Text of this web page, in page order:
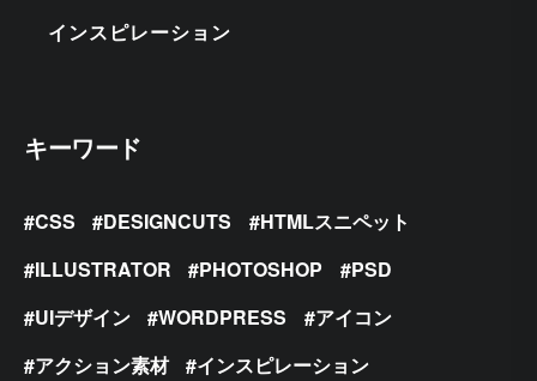
インスピレーション
キーワード
CSS DESIGNCUTS
HTMLスニペット
ILLUSTRATOR
PHOTOSHOP
PSD
UIデザイン
WORDPRESS
アイコン
アクション素材
インスピレーション